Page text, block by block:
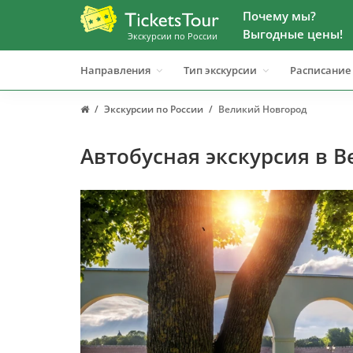
Экскурсии по России
Почему мы?
Выгодные цены!
Направления Тип экскурсии Расписание
Экскурсии по России Великий Новгород
Автобусная экскурсия в